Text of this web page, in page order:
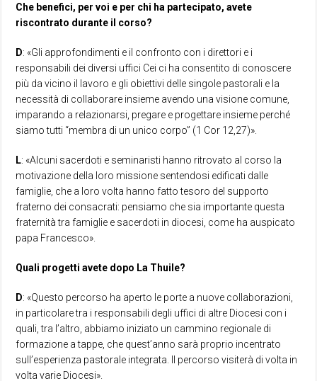
Che benefici, per voi e per chi ha partecipato, avete
riscontrato durante il corso?
D: «Gli approfondimenti e il confronto con i direttori e i
responsabili dei diversi uffici Cei ci ha consentito di conoscere
più da vicino il lavoro e gli obiettivi delle singole pastorali e la
necessità di collaborare insieme avendo una visione comune,
imparando a relazionarsi, pregare e progettare insieme perché
siamo tutti “membra di un unico corpo” (1 Cor 12,27)».
L: «Alcuni sacerdoti e seminaristi hanno ritrovato al corso la
motivazione della loro missione sentendosi edificati dalle
famiglie, che a loro volta hanno fatto tesoro del supporto
fraterno dei consacrati: pensiamo che sia importante questa
fraternità tra famiglie e sacerdoti in diocesi, come ha auspicato
papa Francesco».
Quali progetti avete dopo La Thuile?
D: «Questo percorso ha aperto le porte a nuove collaborazioni,
in particolare tra i responsabili degli uffici di altre Diocesi con i
quali, tra l’altro, abbiamo iniziato un cammino regionale di
formazione a tappe, che quest’anno sarà proprio incentrato
sull’esperienza pastorale integrata. Il percorso visiterà di volta in
volta varie Diocesi».